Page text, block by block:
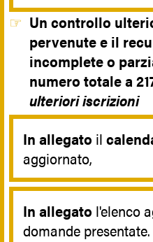
Un controllo
pervenute e il
incomplete o
numero totale a
ulteriori iscrizioni
In allegato il
aggiornato,
In allegato l'elenco
domande presentate.